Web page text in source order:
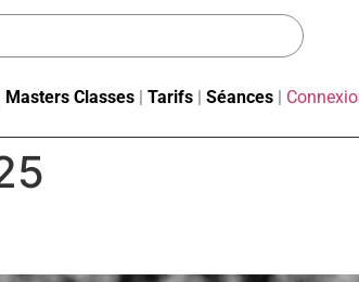
Masters Classes| Tarifs | Séances |